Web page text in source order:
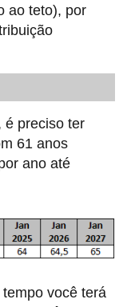
ao teto), por
é preciso ter
61 anos
ano até
você terá